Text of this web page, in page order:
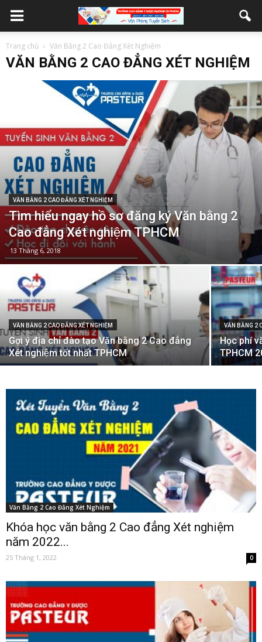
Trang chủ Văn Bằng 2 Cao Đẳng Xét Nghiệm
VĂN BẰNG 2 CAO ĐẲNG XÉT NGHIỆM
VĂN BẰNG 2 CAO ĐẲNG XÉT NGHIỆM
Tìm hiểu ngay hồ sơ đăng ký Văn bằng 2
Cao đẳng Xét nghiệm TPHCM
13 Tháng 6, 2018
VĂN BẰNG 2 CAO ĐẲNG XÉT NGHIỆM
Gợi ý địa chỉ đào tạo Văn bằng 2 Cao đẳng
Xét nghiệm tốt nhất TPHCM
VĂN BẰNG 2
Học phí
TPHCM
Văn Bằng 2 Cao Đẳng Xét Nghiệm
Khóa học văn bằng 2 Cao đẳng Xét nghiệm
năm 2022...
25 Tháng 1, 2022 0